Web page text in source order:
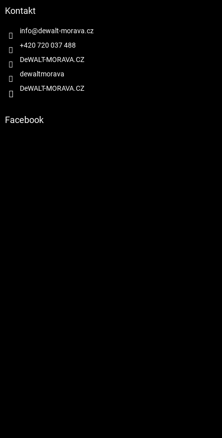
Kontakt
info@dewalt-morava.cz
+420 720 037 488
DeWALT-MORAVA.CZ
dewaltmorava
DeWALT-MORAVA.CZ
Facebook